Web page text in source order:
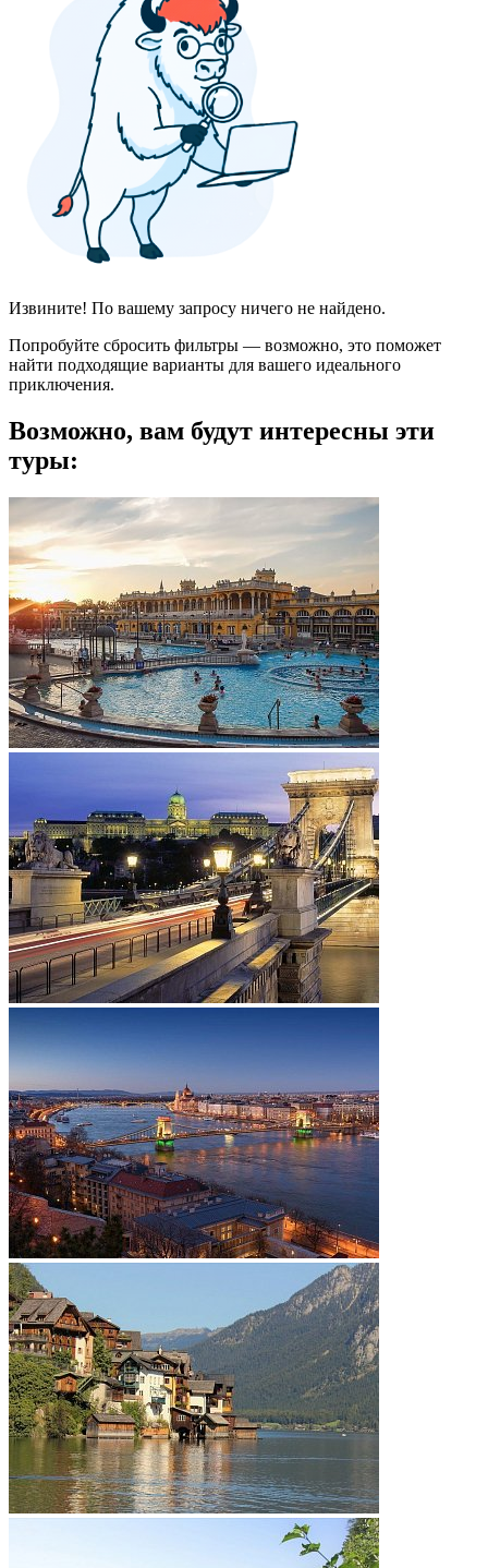
Извините! По вашему запросу ничего не найдено.
Попробуйте сбросить фильтры — возможно, это поможет
найти подходящие варианты для вашего идеального
приключения.
Возможно, вам будут интересны эти
туры: